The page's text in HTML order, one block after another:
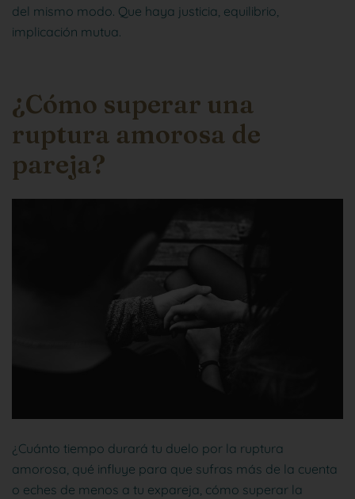
del mismo modo. Que haya justicia, equilibrio,
implicación mutua.
¿Cómo superar una
ruptura amorosa de
pareja?
¿Cuánto tiempo durará tu duelo por la ruptura
amorosa, qué influye para que sufras más de la cuenta
o eches de menos a tu expareja, cómo superar la